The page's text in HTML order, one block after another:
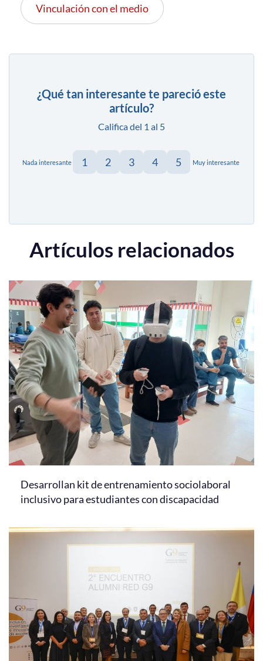
Vinculación con el medio
¿Qué tan interesante te pareció este
artículo?
Califica del 1 al 5
Nada interesante 1 2 3 4 5 Muy interesante
Artículos relacionados
Desarrollan kit de entrenamiento sociolaboral
inclusivo para estudiantes con discapacidad